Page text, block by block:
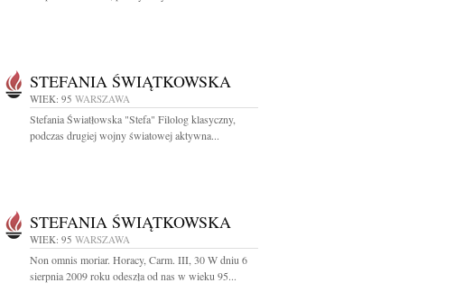
STEFANIA ŚWIĄTKOWSKA
WIEK: 95 WARSZAWA
Stefania Światłowska "Stefa" Filolog klasyczny,
podczas drugiej wojny światowej aktywna...
STEFANIA ŚWIĄTKOWSKA
WIEK: 95 WARSZAWA
Non omnis moriar. Horacy, Carm. III, 30 W dniu 6
sierpnia 2009 roku odeszła od nas w wieku 95...